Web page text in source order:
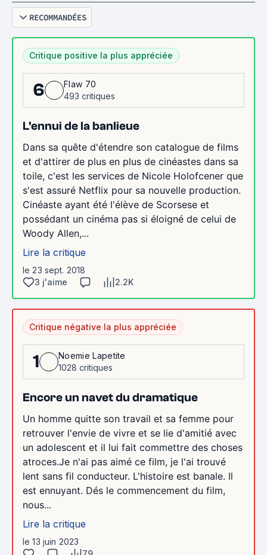
RECOMMANDÉES
Critique positive la plus appréciée
6
Flaw 70
493 critiques
L'ennui de la banlieue
Dans sa quête d'étendre son catalogue de films
et d'attirer de plus en plus de cinéastes dans sa
toile, c'est les services de Nicole Holofcener que
s'est assuré Netflix pour sa nouvelle production.
Cinéaste ayant été l'élève de Scorsese et
possédant un cinéma pas si éloigné de celui de
Woody Allen,...
Lire la critique
le 23 sept. 2018
3 j'aime
2.2K
Critique négative la plus appréciée
1
Noemie Lapetite
1028 critiques
Encore un navet du dramatique
Un homme quitte son travail et sa femme pour
retrouver l'envie de vivre et se lie d'amitié avec
un adolescent et il lui fait commettre des choses
atroces.Je n'ai pas aimé ce film, je l'ai trouvé
lent sans fil conducteur. L'histoire est banale. Il
est ennuyant. Dés le commencement du film,
nous...
Lire la critique
le 13 juin 2023